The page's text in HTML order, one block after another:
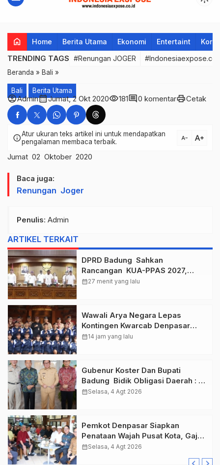
home Home Berita Utama Ekonomi Entertaint
TRENDING TAGS #Renungan JOGER
Beranda » Bali »
Bali Berita Utama
account_circleAdmincalendar_monthJumat, 2 Okt 2020visibility181comment0 komentarprintCetak
infoAtur ukuran teks artikel ini untuk mendapatkan
pengalaman membaca terbaik.
text_decrease text_increase
Jumat 02 Oktober 2020
Baca juga:
Renungan Joger
Penulis: Admin
ARTIKEL TERKAIT
DPRD Badung Sahkan
Rancangan KUA-PPAS 2027,
Anggaran Tembus Lebih Dari
calendar_month27 menit yang lalu
Wawali Arya Negara Lepas
Kontingen Kwarcab Denpasar
Menuju Jambore Nasional XII
calendar_month14 jam yang lalu
Gubenur Koster Dan Bupati
Badung Bidik Obligasi Daerah :
Gaspol Bangun Infrastruktur
calendar_monthSelasa, 4 Agt 2026
Pemkot Denpasar Siapkan
Penataan Wajah Pusat Kota, Gajah
Mada Jadi Salah Satu Kawasan
calendar_monthSelasa, 4 Agt 2026